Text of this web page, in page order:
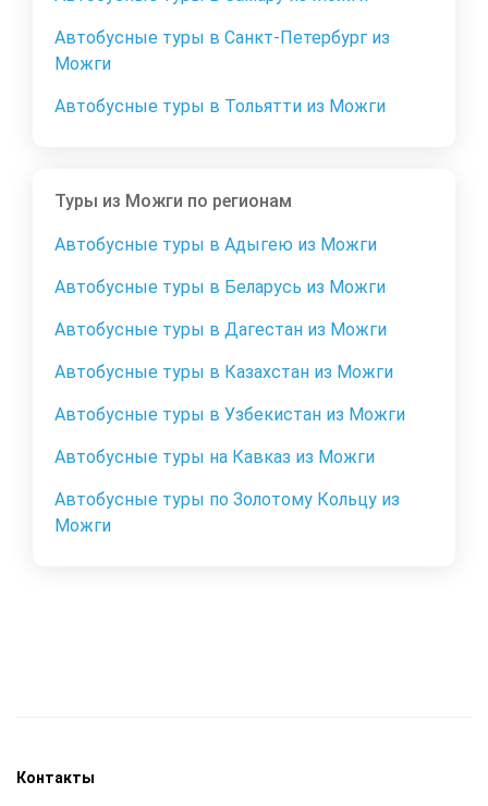
Автобусные туры в Санкт-Петербург из
Можги
Автобусные туры в Тольятти из Можги
Туры из Можги по регионам
Автобусные туры в Адыгею из Можги
Автобусные туры в Беларусь из Можги
Автобусные туры в Дагестан из Можги
Автобусные туры в Казахстан из Можги
Автобусные туры в Узбекистан из Можги
Автобусные туры на Кавказ из Можги
Автобусные туры по Золотому Кольцу из
Можги
Контакты